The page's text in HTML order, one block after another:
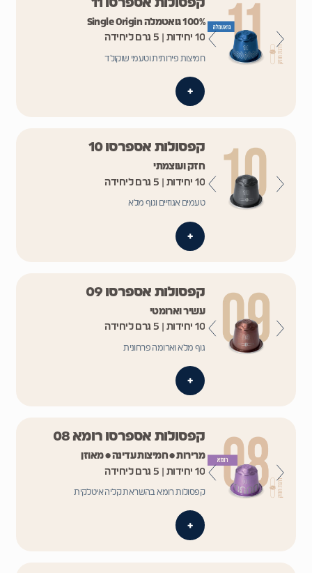
קפסולות אספרסו 11
100% גואטמלה Single Origin
10 יחידות | 5 גרם ליחידה
חמיצות פירותית וטעמי שוקולד
+
קפסולות אספרסו 10
חזק ועוצמתי
10 יחידות | 5 גרם ליחידה
טעמים אגוזיים וגוף מלא
+
קפסולות אספרסו 09
עשיר וארומטי
10 יחידות | 5 גרם ליחידה
גוף מלא וארומה פרחונית
+
קפסולות אספרסו רומא 08
מרירות • חמיצות עדינה • מאוזן
10 יחידות | 5 גרם ליחידה
קפסולות רומא בהשראת קליה איטלקית
+